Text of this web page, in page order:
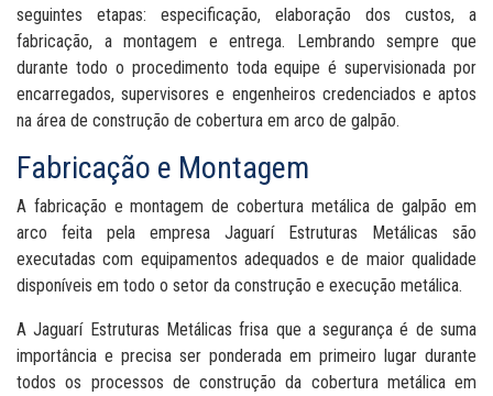
seguintes etapas: especificação, elaboração dos custos, a
fabricação, a montagem e entrega. Lembrando sempre que
durante todo o procedimento toda equipe é supervisionada por
encarregados, supervisores e engenheiros credenciados e aptos
na área de construção de cobertura em arco de galpão.
Fabricação e Montagem
A fabricação e montagem de cobertura metálica de galpão em
arco feita pela empresa Jaguarí Estruturas Metálicas são
executadas com equipamentos adequados e de maior qualidade
disponíveis em todo o setor da construção e execução metálica.
A Jaguarí Estruturas Metálicas frisa que a segurança é de suma
importância e precisa ser ponderada em primeiro lugar durante
todos os processos de construção da cobertura metálica em